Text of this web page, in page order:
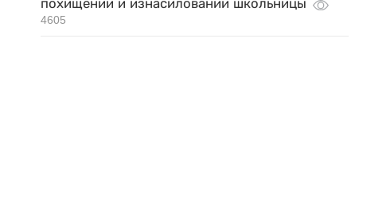
похищении и изнасиловании школьницы
4605